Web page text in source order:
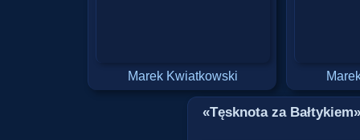
Marek Kwiatkowski
«Tęsknota za Bałtykiem»